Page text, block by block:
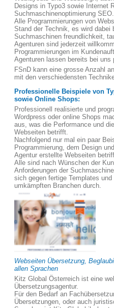
Designs in Typo3 sowie Internet
Suchmaschinenoptimierung SEO.
Alle Programmierungen von
Stand der Technik, es wird dabei
Suchmaschinen freundlichkeit,
Agenturen sind jederzeit
Programmierungen im
Agenturen lassen bereits bei uns
FSnD kann eine grosse Anzahl
mit den verschiedensten
Professionelle Beispiele von
sowie Online Shops:
Professionell realisierte und
Wordpress oder online Shops
aus, was die Performance und
Webseiten betrifft.
Nachfolgend nur mal ein paar
Programmierung, dem Design
Agentur erstellte Webseiten
Alle sind nach Wünschen der
Anforderungen der
sich gegen fertige Templates
umkämpften Branchen durch.
Webseiten Übersetzung,
allen Sprachen
Kitz Global Österreich ist eine
Übersetzungsagentur.
Für den Bedarf an
Übersetzungen, oder auch